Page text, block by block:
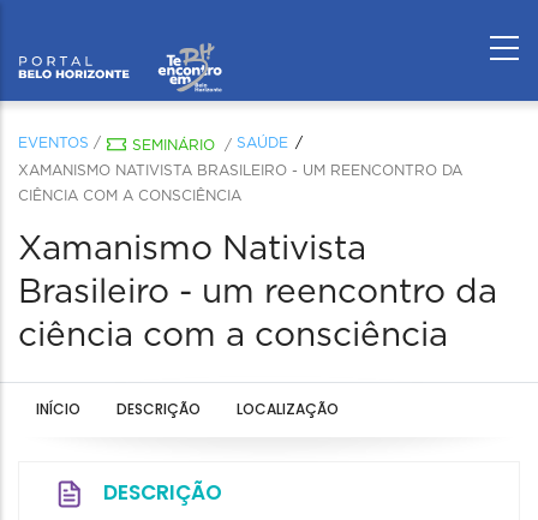
EVENTOS / SEMINÁRIO / SAÚDE
XAMANISMO NATIVISTA BRASILEIRO - UM REENCONTRO DA
CIÊNCIA COM A CONSCIÊNCIA
Xamanismo Nativista
Brasileiro - um reencontro da
ciência com a consciência
INÍCIO DESCRIÇÃO LOCALIZAÇÃO
DESCRIÇÃO